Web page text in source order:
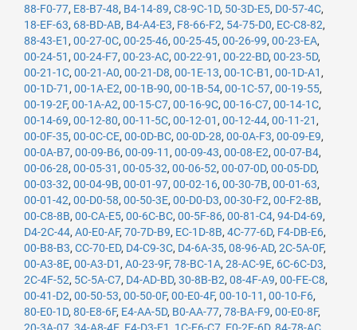
88-F0-77, E8-B7-48, B4-14-89, C8-9C-1D, 50-3D-E5, D0-57-4C,
18-EF-63, 68-BD-AB, B4-A4-E3, F8-66-F2, 54-75-D0, EC-C8-82,
88-43-E1 , 00-27-0C, 00-25-46, 00-25-45, 00-26-99, 00-23-EA,
00-24-51 , 00-24-F7, 00-23-AC, 00-22-91 , 00-22-BD, 00-23-5D,
00-21-1C, 00-21-A0, 00-21-D8, 00-1E-13, 00-1C-B1 , 00-1D-A1 ,
00-1D-71 , 00-1A-E2, 00-1B-90, 00-1B-54, 00-1C-57, 00-19-55,
00-19-2F, 00-1A-A2, 00-15-C7, 00-16-9C, 00-16-C7, 00-14-1C,
00-14-69, 00-12-80, 00-11-5C, 00-12-01 , 00-12-44, 00-11-21 ,
00-0F-35, 00-0C-CE, 00-0D-BC, 00-0D-28, 00-0A-F3, 00-09-E9,
00-0A-B7, 00-09-B6, 00-09-11 , 00-09-43, 00-08-E2, 00-07-B4,
00-06-28, 00-05-31 , 00-05-32, 00-06-52, 00-07-0D, 00-05-DD,
00-03-32, 00-04-9B, 00-01-97, 00-02-16, 00-30-7B, 00-01-63,
00-01-42, 00-D0-58, 00-50-3E, 00-D0-D3, 00-30-F2, 00-F2-8B,
00-C8-8B, 00-CA-E5, 00-6C-BC, 00-5F-86, 00-81-C4, 94-D4-69,
D4-2C-44, A0-E0-AF, 70-7D-B9, EC-1D-8B, 4C-77-6D, F4-DB-E6,
00-B8-B3, CC-70-ED, D4-C9-3C, D4-6A-35, 08-96-AD, 2C-5A-0F,
00-A3-8E, 00-A3-D1 , A0-23-9F, 78-BC-1A, 28-AC-9E, 6C-6C-D3,
2C-4F-52, 5C-5A-C7, D4-AD-BD, 30-8B-B2, 08-4F-A9, 00-FE-C8,
00-41-D2, 00-50-53, 00-50-0F, 00-E0-4F, 00-10-11 , 00-10-F6,
80-E0-1D, 80-E8-6F, E4-AA-5D, B0-AA-77, 78-BA-F9, 00-E0-8F,